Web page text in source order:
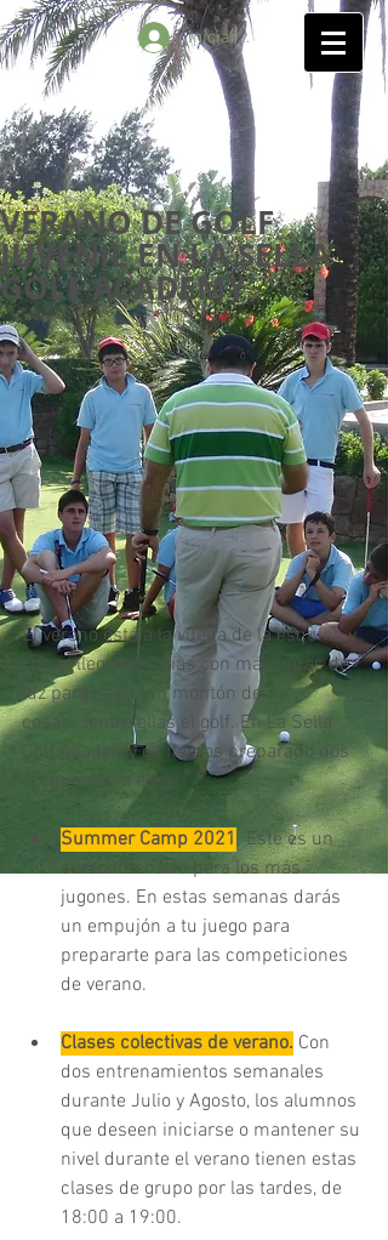
Iniciar sesión
VERANO DE GOLF
JUVENIL EN LA SELLA
GOLF ACADEMY
El verano está a la vuelta de la esquina y
con el llegan los días con más horas de
luz para hacer un montón de
cosas,...entre ellas el golf. En La Sella
Golf Academy os hemos preparado dos
propuestas a elegir:
Summer Camp 2021 . Este es un
curso intensivo para los más
jugones. En estas semanas darás
un empujón a tu juego para
prepararte para las competiciones
de verano.
Clases colectivas de verano. Con
dos entrenamientos semanales
durante Julio y Agosto, los alumnos
que deseen iniciarse o mantener su
nivel durante el verano tienen estas
clases de grupo por las tardes, de
18:00 a 19:00.